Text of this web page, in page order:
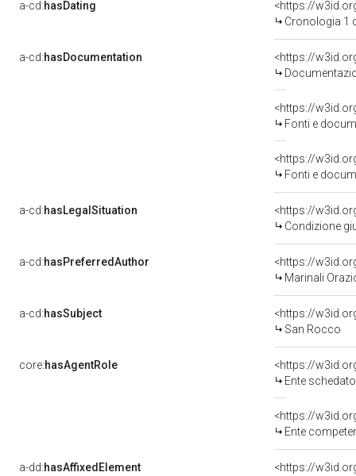
a-cd:hasDating
<https://
Cronologia 1
a-cd:hasDocumentation
<https://
Fonti e
<https://
Fonti e
a-cd:hasLegalSituation
Condizione
a-cd:hasPreferredAuthor
<https://
Marinali
a-cd:hasSubject
<https://
San Rocco
core:hasAgentRole
<https://
Ente
<https://
Ente competente per
a-dd:hasAffixedElement
<https://